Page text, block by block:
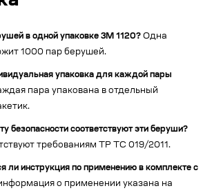
в одной упаковке 3M 1120? Одна
1000 пар берушей.
упаковка для каждой пары
пара упакована в отдельный
безопасности соответствуют эти беруши?
требованиям ТР ТС 019/2011.
ли инструкция по применению в комплекте с
о применении указана на